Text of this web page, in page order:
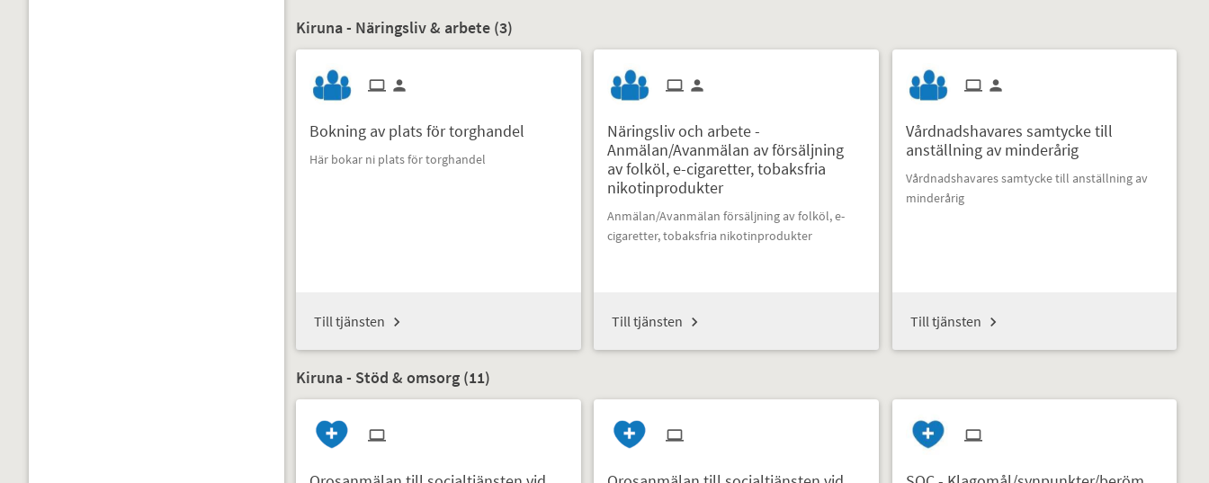
Kiruna - Näringsliv & arbete (3)
Bokning av plats för torghandel
Här bokar ni plats för torghandel
Till tjänsten
Näringsliv och arbete -
Anmälan/Avanmälan av försäljning
av folköl, e-cigaretter, tobaksfria
nikotinprodukter
Anmälan/Avanmälan försäljning av folköl, e-
cigaretter, tobaksfria nikotinprodukter
Till tjänsten
Vårdnadshavares samtycke till
anställning av minderårig
Vårdnadshavares samtycke till anställning av
minderårig
Till tjänsten
Kiruna - Stöd & omsorg (11)